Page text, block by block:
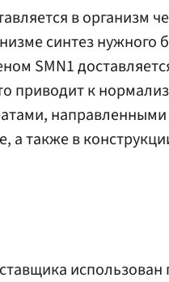
в организм
синтез нужного
SMN1
приводит к
направленными
а также в